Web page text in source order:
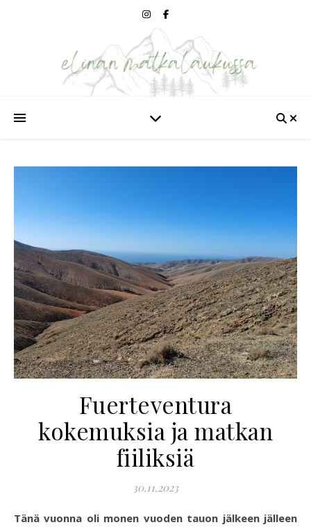
Fuerteventura
kokemuksia ja matkan
fiiliksiä
30.11.2023
Tänä vuonna oli monen vuoden tauon jälkeen jälleen